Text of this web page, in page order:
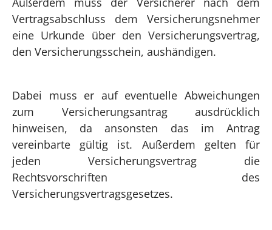
Vertragsabschluss dem Versicherungsnehmer
eine Urkunde über den Versicherungsvertrag,
den Versicherungsschein, aushändigen.
Dabei muss er auf eventuelle Abweichungen
zum Versicherungsantrag ausdrücklich
hinweisen, da ansonsten das im Antrag
vereinbarte gültig ist. Außerdem gelten für
jeden Versicherungsvertrag die
Rechtsvorschriften des
Versicherungsvertragsgesetzes.